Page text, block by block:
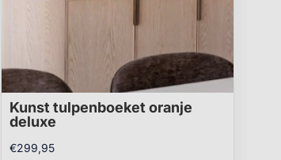
Kunst tulpenboeket oranje
deluxe
€299,95